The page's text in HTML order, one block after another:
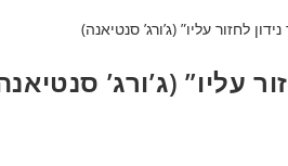
עליו” (ג’ורג’